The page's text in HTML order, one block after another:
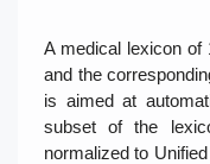
A medical lexicon of
and the
is aimed at
subset of the
normalized to